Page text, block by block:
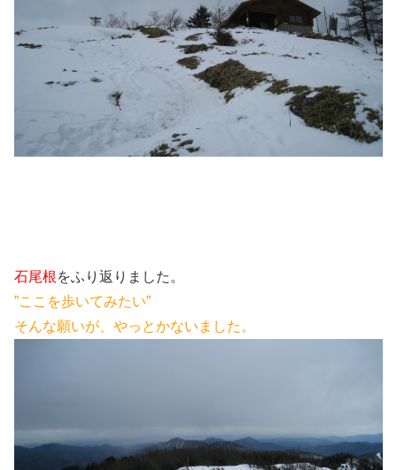
石尾根をふり返りました。
”ここを歩いてみたい”
そんな願いが、やっとかないました。